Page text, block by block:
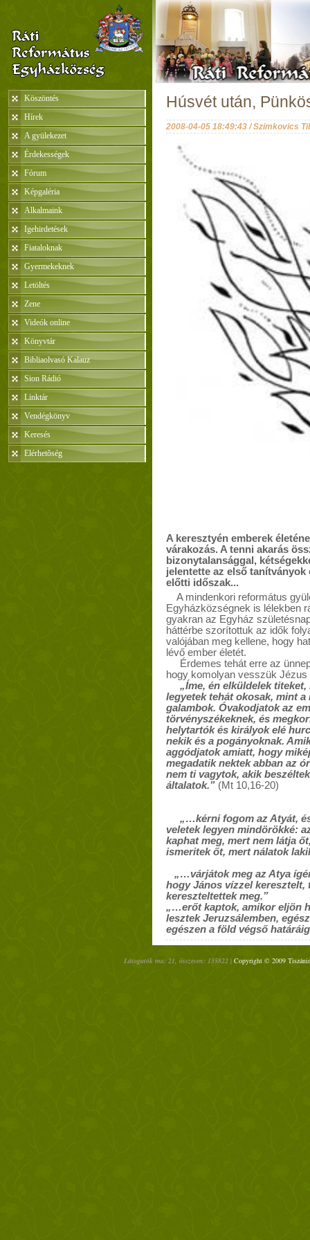
Köszöntés
Hírek
A gyülekezet
Érdekességek
Fórum
Képgaléria
Alkalmaink
Igehirdetések
Fiataloknak
Gyermekeknek
Letöltés
Zene
Videók online
Könyvtár
Bibliaolvasó Kalauz
Sion Rádió
Linktár
Vendégkönyv
Keresés
Elérhetõség
Húsvét után,
2008-04-05 18:49:43 / Szimkovics
A keresztyén emberek
várakozás. A tenni akarás
bizonytalansággal,
jelentette az első
előtti időszak...
A mindenkori református
Egyházközségnek is lélekben
gyakran az Egyház
háttérbe szorítottuk az idők
valójában meg kellene, hogy
lévő ember életét.
Érdemes tehát erre az
hogy komolyan vesszük Jézus
„Íme, én elküldelek titeket,
legyetek tehát okosak, mint
galambok. Óvakodjatok az
törvényszékeknek, és
helytartók és királyok elé
nekik és a pogányoknak.
aggódjatok amiatt, hogy
megadatik nektek abban az
nem ti vagytok, akik
általatok.” (Mt 10,16-20)
„…kérni fogom az Atyát,
veletek legyen mindörökké:
kaphat meg, mert nem látja
ismeritek őt, mert nálatok
„…várjátok meg az Atya
hogy János vízzel keresztelt,
kereszteltettek meg.”
„…erőt kaptok, amikor eljön
lesztek Jeruzsálemben,
egészen a föld végső
Látogatók ma: 21, összesen: 155822 | Copyright © 2009